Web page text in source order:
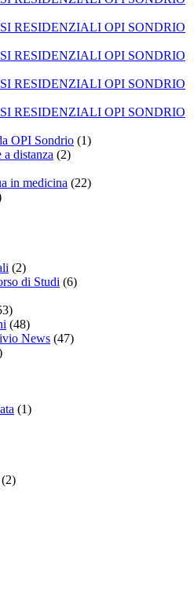
RESIDENZIALI OPI SONDRIO
RESIDENZIALI OPI SONDRIO
RESIDENZIALI OPI SONDRIO
RESIDENZIALI OPI SONDRIO
OPI Sondrio (1)
distanza (2)
in medicina (22)
(2)
di Studi (6)
(48)
News (47)
(1)
(2)